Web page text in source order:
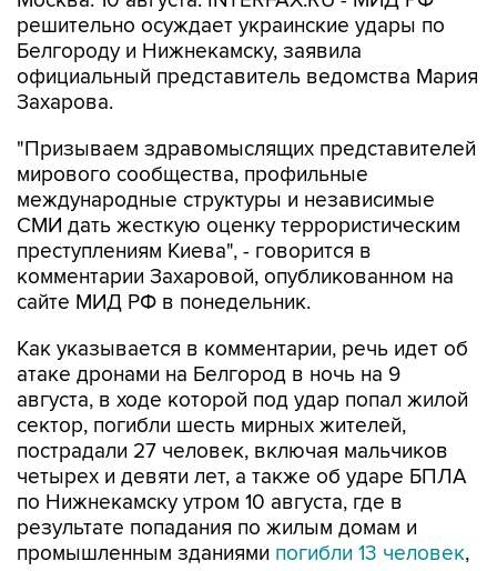
решительно осуждает украинские удары по
Белгороду и Нижнекамску, заявила
официальный представитель ведомства Мария
Захарова.
"Призываем здравомыслящих представителей
мирового сообщества, профильные
международные структуры и независимые
СМИ дать жесткую оценку террористическим
преступлениям Киева", - говорится в
комментарии Захаровой, опубликованном на
сайте МИД РФ в понедельник.
Как указывается в комментарии, речь идет об
атаке дронами на Белгород в ночь на 9
августа, в ходе которой под удар попал жилой
сектор, погибли шесть мирных жителей,
пострадали 27 человек, включая мальчиков
четырех и девяти лет, а также об ударе БПЛА
по Нижнекамску утром 10 августа, где в
результате попадания по жилым домам и
промышленным зданиями погибли 13 человек,